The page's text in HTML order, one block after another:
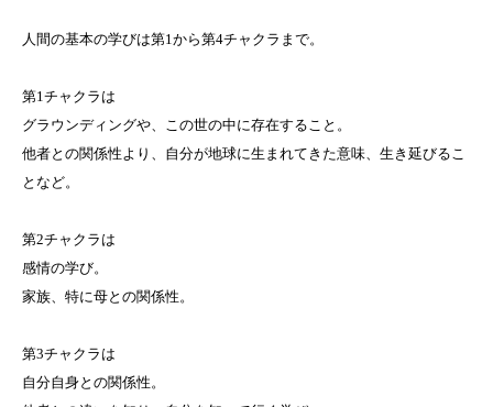
人間の基本の学びは第1から第4チャクラまで。
第1チャクラは
グラウンディングや、この世の中に存在すること。
他者との関係性より、自分が地球に生まれてきた意味、生き延びるこ
となど。
第2チャクラは
感情の学び。
家族、特に母との関係性。
第3チャクラは
自分自身との関係性。